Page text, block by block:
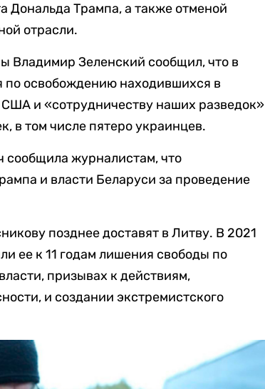
Дональда Трампа, а также отменой
отрасли.
Владимир Зеленский сообщил, что в
по освобождению находившихся в
и «сотрудничеству наших разведок»
в том числе пятеро украинцев.
сообщила журналистам, что
и власти Беларуси за проведение
позднее доставят в Литву. В 2021
ее к 11 годам лишения свободы по
призывах к действиям,
и создании экстремистского